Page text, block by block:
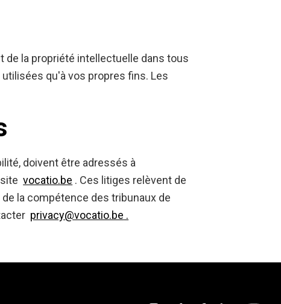
la propriété intellectuelle dans tous
qu'à vos propres fins. Les
doivent être adressés à
sitevocatio.be . Ces litiges relèvent de
la compétence des tribunaux de
privacy@vocatio.be .